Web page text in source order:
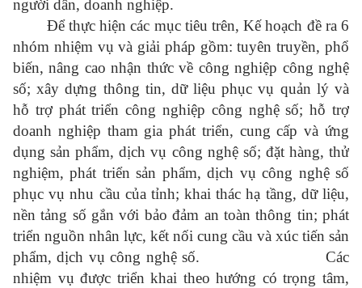
người dân, doanh nghiệp.
Để thực hiện các mục tiêu trên, Kế hoạch đề ra 6
nhóm nhiệm vụ và giải pháp gồm: tuyên truyền, phổ
biến, nâng cao nhận thức về công nghiệp công nghệ
số; xây dựng thông tin, dữ liệu phục vụ quản lý và
hỗ trợ phát triển công nghiệp công nghệ số; hỗ trợ
doanh nghiệp tham gia phát triển, cung cấp và ứng
dụng sản phẩm, dịch vụ công nghệ số; đặt hàng, thử
nghiệm, phát triển sản phẩm, dịch vụ công nghệ số
phục vụ nhu cầu của tỉnh; khai thác hạ tầng, dữ liệu,
nền tảng số gắn với bảo đảm an toàn thông tin; phát
triển nguồn nhân lực, kết nối cung cầu và xúc tiến sản
phẩm, dịch vụ công nghệ số.
Các
nhiệm vụ được triển khai theo hướng có trọng tâm,